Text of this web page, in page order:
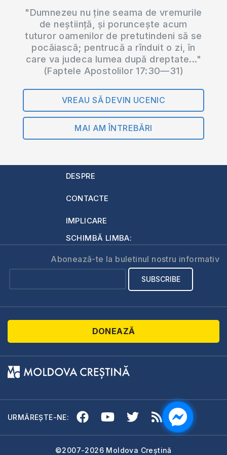
"Dumnezeu nu ține seama de vremurile
de neștiință, și poruncește acum
tuturor oamenilor de pretutindeni să se
pocăiască; pentrucă a rînduit o zi, în
care va judeca lumea după dreptate..."
(Faptele Apostolilor 17:30—31)
VREAU SĂ DEVIN UCENIC
MAI AM ÎNTREBĂRI
DESPRE
CONTACTE
IMPLICARE
SCHIMBĂ LIMBA:
Abonează-te la buletinul nostru informativ
DONEAZĂ
URMĂREȘTE-NE:
©2007-2026 Moldova Creștină